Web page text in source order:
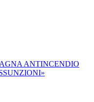
ANTINCENDIO